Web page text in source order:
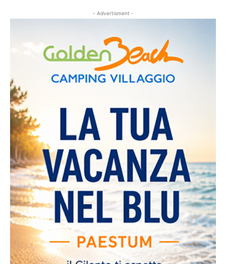
- Advertisment -